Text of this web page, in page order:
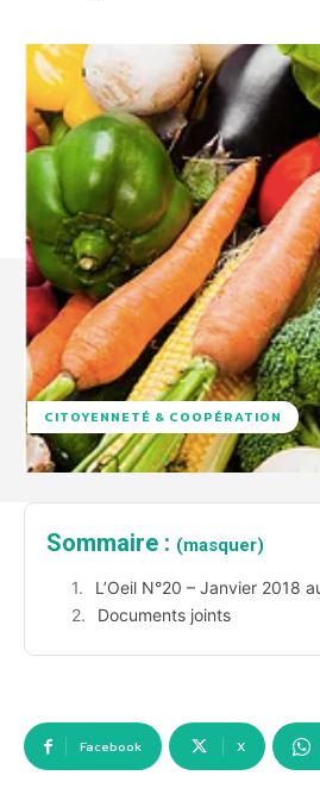
CITOYENNETÉ & COOPÉRATION
Sommaire : (masquer)
L’Oeil N°20 – Janvier 2018
Documents joints
Facebook X